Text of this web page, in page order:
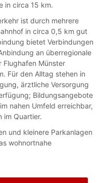
in circa 15 km.
ist durch mehrere
in circa 0,5 km gut
bietet Verbindungen
an überregionale
Flughafen Münster
Für den Alltag stehen in
ärztliche Versorgung
Bildungsangebote
nahen Umfeld erreichbar,
im Quartier.
und kleinere Parkanlagen
wohnortnahe